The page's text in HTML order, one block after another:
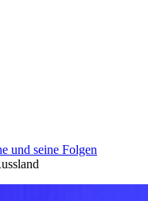
und seine Folgen